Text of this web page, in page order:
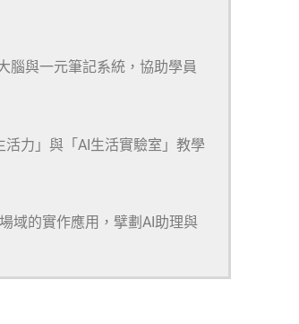
腦與一元筆記系統，協助學員
力」與「AI生活實驗室」教學
域的實作應用，擘劃AI助理與